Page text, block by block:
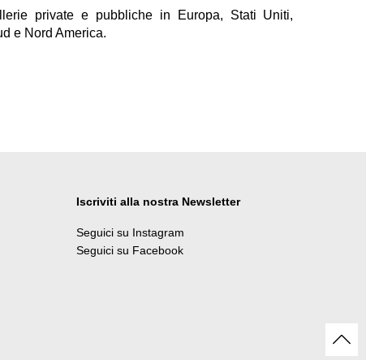
private e pubbliche in Europa, Stati Uniti,
e Nord America.
Iscriviti alla nostra Newsletter
Seguici su Instagram
Seguici su Facebook